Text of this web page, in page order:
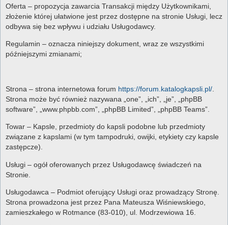
Oferta – propozycja zawarcia Transakcji między Użytkownikami,
złożenie której ułatwione jest przez dostępne na stronie Usługi, lecz
odbywa się bez wpływu i udziału Usługodawcy.
Regulamin – oznacza niniejszy dokument, wraz ze wszystkimi
późniejszymi zmianami;
Strona – strona internetowa forum https://forum.katalogkapsli.pl/
Strona może być również nazywana „one”, „ich”, „je”, „phpBB
software”, „www.phpbb.com”, „phpBB Limited”, „phpBB Teams”.
Towar – Kapsle, przedmioty do kapsli podobne lub przedmioty
związane z kapslami (w tym tampodruki, owijki, etykiety czy kapsle
zastępcze).
Usługi – ogół oferowanych przez Usługodawcę świadczeń na
Stronie.
Usługodawca – Podmiot oferujący Usługi oraz prowadzący Stronę.
Strona prowadzona jest przez Pana Mateusza Wiśniewskiego,
zamieszkałego w Rotmance (83-010), ul. Modrzewiowa 16.